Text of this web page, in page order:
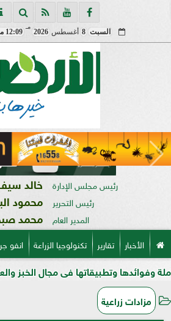
السبت 8 أغسطس 2026
مـ
12:09 مـ
رئيس مجلس الإدارة خالد
رئيس التحرير محمود
المدير العام محمد
الأخبار تقارير تكنولوجيا الزراعة انفو
وتطبيقاتها فى مجال الخبز والعجائن
مزادات زراعية